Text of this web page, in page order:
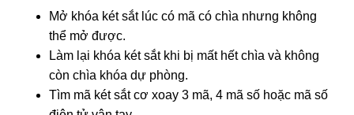
Mở khóa két sắt lúc có mã có chìa nhưng không
thể mở được.
Làm lại khóa két sắt khi bị mất hết chìa và không
còn chìa khóa dự phòng.
Tìm mã két sắt cơ xoay 3 mã, 4 mã số hoặc mã số